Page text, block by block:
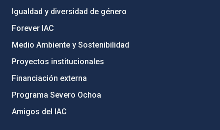
Igualdad y diversidad de género
Forever IAC
Medio Ambiente y Sostenibilidad
Proyectos institucionales
Financiación externa
Programa Severo Ochoa
Amigos del IAC